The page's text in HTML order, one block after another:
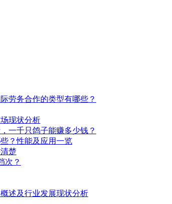
劳务合作的类型有哪些？
现状分析
一千只鸽子能赚多少钱？
？性能及应用一览
楚
次？
述及行业发展现状分析